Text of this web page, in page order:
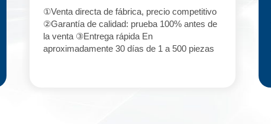
①Venta directa de fábrica, precio competitivo
②Garantía de calidad: prueba 100% antes de
la venta ③Entrega rápida En
aproximadamente 30 días de 1 a 500 piezas